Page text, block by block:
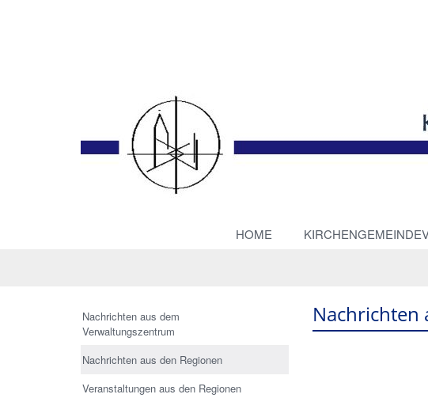
HOME
Nachrichten
Nachrichten aus dem
Verwaltungszentrum
Nachrichten aus den Regionen
Veranstaltungen aus den Regionen